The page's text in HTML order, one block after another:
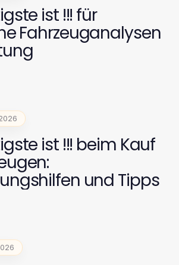
ist !!! für
Fahrzeuganalysen
ist !!! beim Kauf
und Tipps